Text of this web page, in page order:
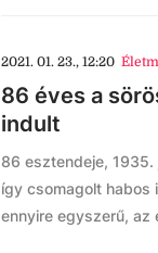
2021. 01. 23., 12:20
86 éves a
indult
86 esztendeje,
így csomagolt habos
ennyire egyszerű, az